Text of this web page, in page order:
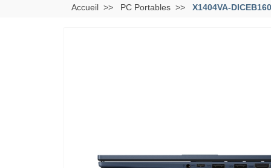
Accueil PC Portables X1404VA-